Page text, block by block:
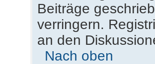
Beiträge
verringern.
an den
Nach oben